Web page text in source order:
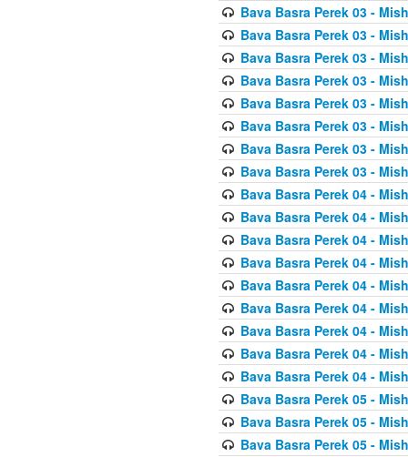
Bava Basra Perek 03 -
Bava Basra Perek 03 -
Bava Basra Perek 03 -
Bava Basra Perek 03 -
Bava Basra Perek 03 -
Bava Basra Perek 03 -
Bava Basra Perek 03 -
Bava Basra Perek 03 -
Bava Basra Perek 04 -
Bava Basra Perek 04 -
Bava Basra Perek 04 -
Bava Basra Perek 04 -
Bava Basra Perek 04 -
Bava Basra Perek 04 -
Bava Basra Perek 04 -
Bava Basra Perek 04 -
Bava Basra Perek 04 -
Bava Basra Perek 05 -
Bava Basra Perek 05 -
Bava Basra Perek 05 -